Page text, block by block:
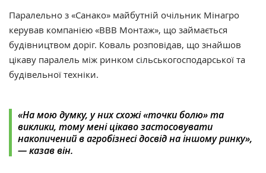
Паралельно з «Санако» майбутній очільник Мінагро
керував компанією «ВВВ Монтаж», що займається
будівництвом доріг. Коваль розповідав, що знайшов
цікаву паралель між ринком сільськогосподарської та
будівельної техніки.
«На мою думку, у них схожі «точки болю» та
виклики, тому мені цікаво застосовувати
накопичений в агробізнесі досвід на іншому ринку»,
— казав він.